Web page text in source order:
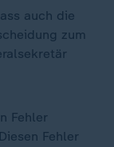
auch die
zum
Fehler
Fehler